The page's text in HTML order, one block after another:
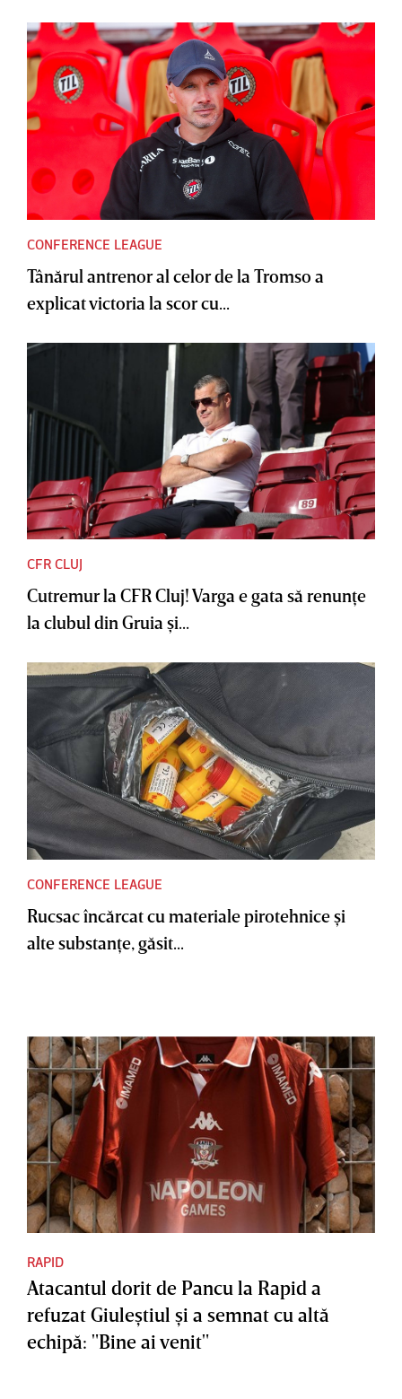
CONFERENCE LEAGUE
Tânărul antrenor al celor de la Tromso a
explicat victoria la scor cu...
CFR CLUJ
Cutremur la CFR Cluj! Varga e gata să renunţe
la clubul din Gruia şi...
CONFERENCE LEAGUE
Rucsac încărcat cu materiale pirotehnice şi
alte substanţe, găsit...
RAPID
Atacantul dorit de Pancu la Rapid a
refuzat Giuleştiul şi a semnat cu altă
echipă: "Bine ai venit"